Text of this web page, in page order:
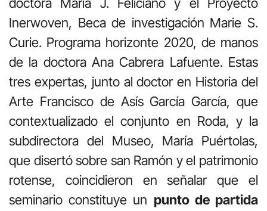
Inerwoven, Beca de investigación Marie S.
Curie. Programa horizonte 2020, de manos
de la doctora Ana Cabrera Lafuente. Estas
tres expertas, junto al doctor en Historia del
Arte Francisco de Asís García García, que
contextualizado el conjunto en Roda, y la
subdirectora del Museo, María Puértolas,
que disertó sobre san Ramón y el patrimonio
rotense, coincidieron en señalar que el
seminario constituye un punto de partida